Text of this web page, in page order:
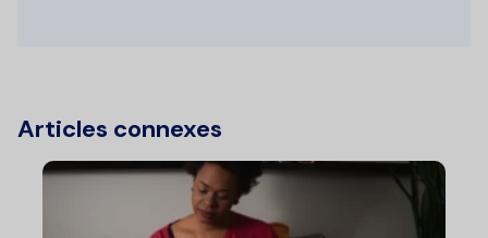
Articles connexes